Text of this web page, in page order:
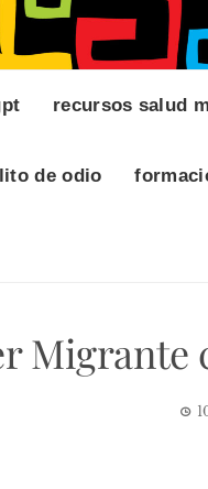
recursos salud
de odio
Migrante